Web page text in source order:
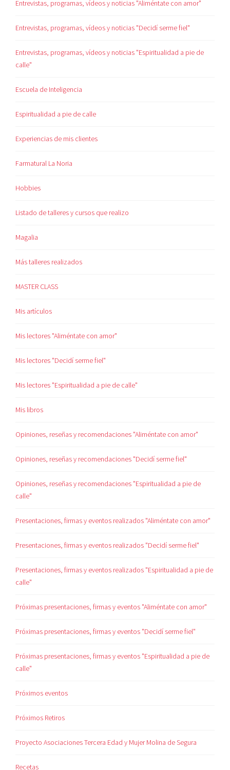
Entrevistas, programas, vídeos y noticias "Aliméntate con amor"
Entrevistas, programas, vídeos y noticias "Decidí serme fiel"
Entrevistas, programas, vídeos y noticias "Espiritualidad a pie de
calle"
Escuela de Inteligencia
Espiritualidad a pie de calle
Experiencias de mis clientes
Farmatural La Noria
Hobbies
Listado de talleres y cursos que realizo
Magalia
Más talleres realizados
MASTER CLASS
Mis artículos
Mis lectores "Aliméntate con amor"
Mis lectores "Decidí serme fiel"
Mis lectores "Espiritualidad a pie de calle"
Mis libros
Opiniones, reseñas y recomendaciones "Aliméntate con amor"
Opiniones, reseñas y recomendaciones "Decidí serme fiel"
Opiniones, reseñas y recomendaciones "Espiritualidad a pie de
calle"
Presentaciones, firmas y eventos realizados "Aliméntate con amor"
Presentaciones, firmas y eventos realizados "Decidí serme fiel"
Presentaciones, firmas y eventos realizados "Espiritualidad a pie de
calle"
Próximas presentaciones, firmas y eventos "Aliméntate con amor"
Próximas presentaciones, firmas y eventos "Decidí serme fiel"
Próximas presentaciones, firmas y eventos "Espiritualidad a pie de
calle"
Próximos eventos
Próximos Retiros
Proyecto Asociaciones Tercera Edad y Mujer Molina de Segura
Recetas